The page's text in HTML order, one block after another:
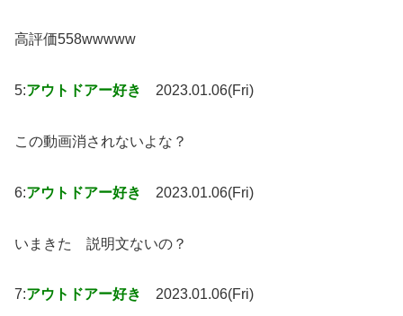
高評価558wwwww
5:アウトドアー好き 2023.01.06(Fri)
この動画消されないよな？
6:アウトドアー好き 2023.01.06(Fri)
いまきた 説明文ないの？
7:アウトドアー好き 2023.01.06(Fri)